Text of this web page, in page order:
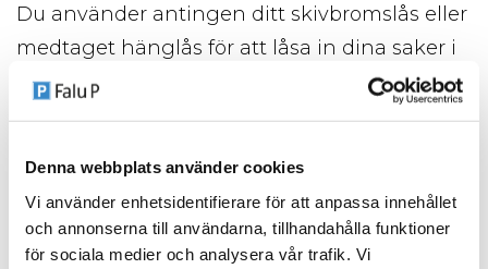
Denna webbplats använder cookies
Vi använder enhetsidentifierare för att anpassa innehållet
och annonserna till användarna, tillhandahålla funktioner
för sociala medier och analysera vår trafik. Vi
Du använder antingen ditt skivbromslås eller
medtaget hänglås för att låsa in dina saker i
boxen.